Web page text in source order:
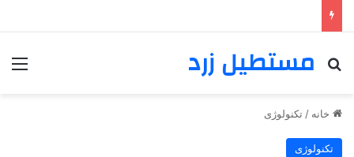
مستطیل زرد
خانه / تکنولوژی
تکنولوژی